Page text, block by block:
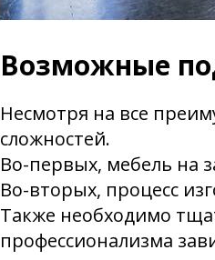
Возможные
Несмотря на все
сложностей.
Во-первых, мебель на
Во-вторых, процесс
Также необходимо
профессионализма